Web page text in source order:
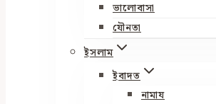
ভালোবাসা
যৌনতা
ইসলাম
ইবাদত
নামায